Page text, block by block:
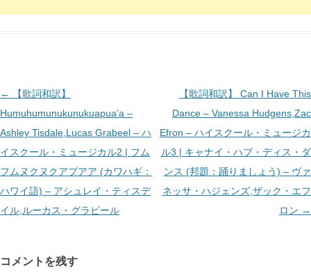
投
稿
ナ
ビ
ゲ
ー
シ
←
【歌詞和訳】
Humuhumunukunukuapua’a –
Ashley Tisdale,Lucas Grabeel – ハ
イスクール・ミュージカル2 | フム
フムヌクヌクアプアア (カワハギ：
ハワイ語) – アシュレイ・ティスデ
イル,ルーカス・グラビール
【歌詞和訳】 Can I Have This
Dance – Vanessa Hudgens,Zac
Efron – ハイスクール・ミュージカ
ル3 | キャナイ・ハブ・ディス・ダ
ンス (邦題：踊りましょう) – ヴァ
ネッサ・ハジェンズ,ザック・エフ
ロン →
コメントを残す